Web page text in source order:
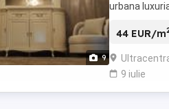
9
urbana
44 EUR/m
9 iulie